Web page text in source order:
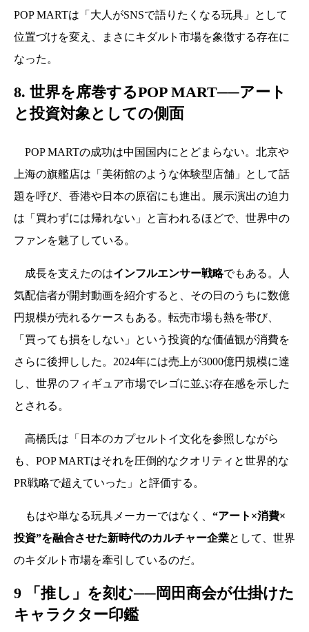
POP MARTは「大人がSNSで語りたくなる玩具」として
位置づけを変え、まさにキダルト市場を象徴する存在に
なった。
8. 世界を席巻するPOP MART──アート
と投資対象としての側面
POP MARTの成功は中国国内にとどまらない。北京や
上海の旗艦店は「美術館のような体験型店舗」として話
題を呼び、香港や日本の原宿にも進出。展示演出の迫力
は「買わずには帰れない」と言われるほどで、世界中の
ファンを魅了している。
成長を支えたのはインフルエンサー戦略でもある。人
気配信者が開封動画を紹介すると、その日のうちに数億
円規模が売れるケースもある。転売市場も熱を帯び、
「買っても損をしない」という投資的な価値観が消費を
さらに後押しした。2024年には売上が3000億円規模に達
し、世界のフィギュア市場でレゴに並ぶ存在感を示した
とされる。
高橋氏は「日本のカプセルトイ文化を参照しながら
も、POP MARTはそれを圧倒的なクオリティと世界的な
PR戦略で超えていった」と評価する。
もはや単なる玩具メーカーではなく、 “アート×消費×
投資”を融合させた新時代のカルチャー企業として、世界
のキダルト市場を牽引しているのだ。
9 「推し」を刻む──岡田商会が仕掛けた
キャラクター印鑑